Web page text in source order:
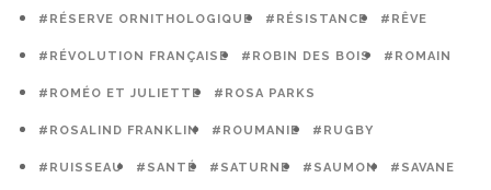
#RÉSERVE ORNITHOLOGIQUE #RÉSISTANCE #RÊVE
#RÉVOLUTION FRANÇAISE #ROBIN DES BOIS #ROMAIN
#ROMÉO ET JULIETTE #ROSA PARKS
#ROSALIND FRANKLIN #ROUMANIE #RUGBY
#RUISSEAU #SANTÉ #SATURNE #SAUMON #SAVANE